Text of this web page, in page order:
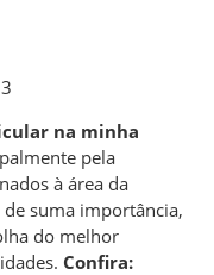
na minha
pela
à área da
suma importância,
do melhor
Confira: